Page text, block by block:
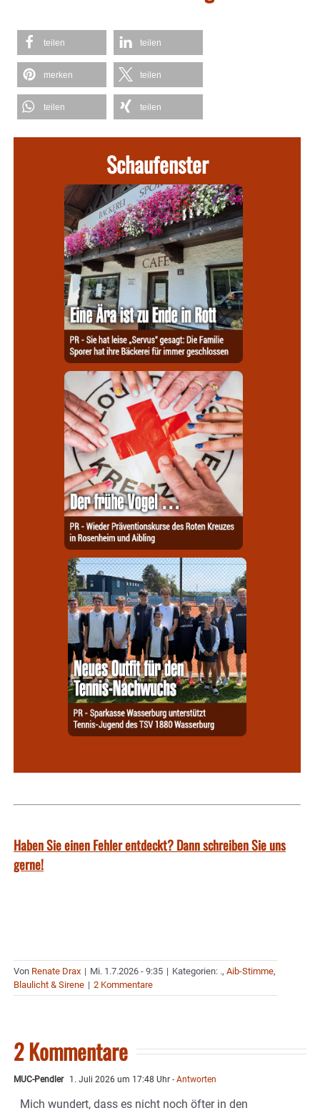
teilen teilen
merken teilen
teilen teilen
Schaufenster
Haben Sie einen Fehler entdeckt? Dann schreiben Sie uns
gerne!
Von Renate Drax | Mi. 1.7.2026 - 9:35 | Kategorien: ., Aib-Stimme,
Blaulicht & Sirene | 2 Kommentare
2 Kommentare
MUC-Pendler 1. Juli 2026 um 17:48 Uhr - Antworten
Mich wundert, dass es nicht noch öfter in den